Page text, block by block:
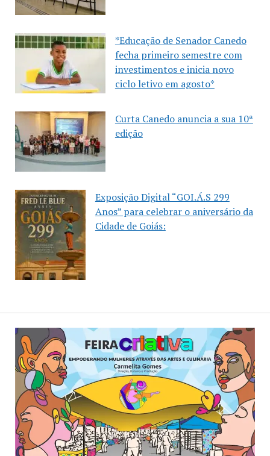
*Educação de Senador Canedo
fecha primeiro semestre com
investimentos e inicia novo
ciclo letivo em agosto*
Curta Canedo anuncia a sua 10ª
edição
Exposição Digital “GOI.Á.S 299
Anos” para celebrar o aniversário da
Cidade de Goiás: